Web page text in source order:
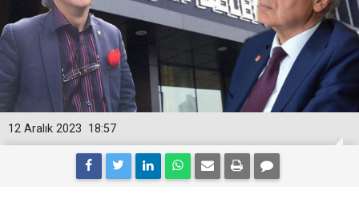
18:57
12 Aralık 2023